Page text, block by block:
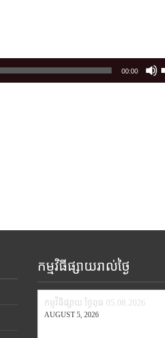
00:00
កម្មវិធីផ្សាយរាល់ថ្ងៃ
កម្មវិធីផ្សាយ ថ្ងៃពុធ 05.08.2026
AUGUST 5, 2026